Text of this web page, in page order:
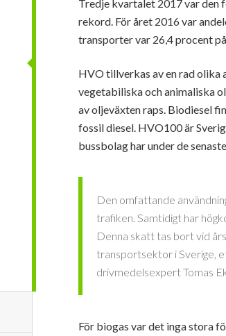
Tredje kvartalet 2017 var den
rekord. För året 2016 var
transporter var 26,4 procent
HVO tillverkas av en rad olika
vegetabiliska och animaliska
av oljeväxten raps. Biodiesel
fossil diesel. HVO100 är
bussbolag har under de
Den omfattande
trafiken. Samtidigt har
Denna skatt tas bort vid
transportsektor i Sverige,
drivmedelsexpert Tomas
För biogas var det inga stora